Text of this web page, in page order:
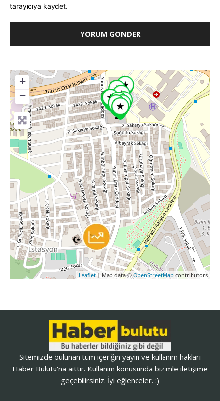
tarayıcıya kaydet.
+
−
Leaflet | Map data ©OpenStreetMap contributors
Sitemizde bulunan tüm içeriğin yayın ve kullanım hakları
Haber Bulutu'na aittir. Kullanım konusunda bizimle iletişime
geçebilirsiniz. İyi eğlenceler. :)